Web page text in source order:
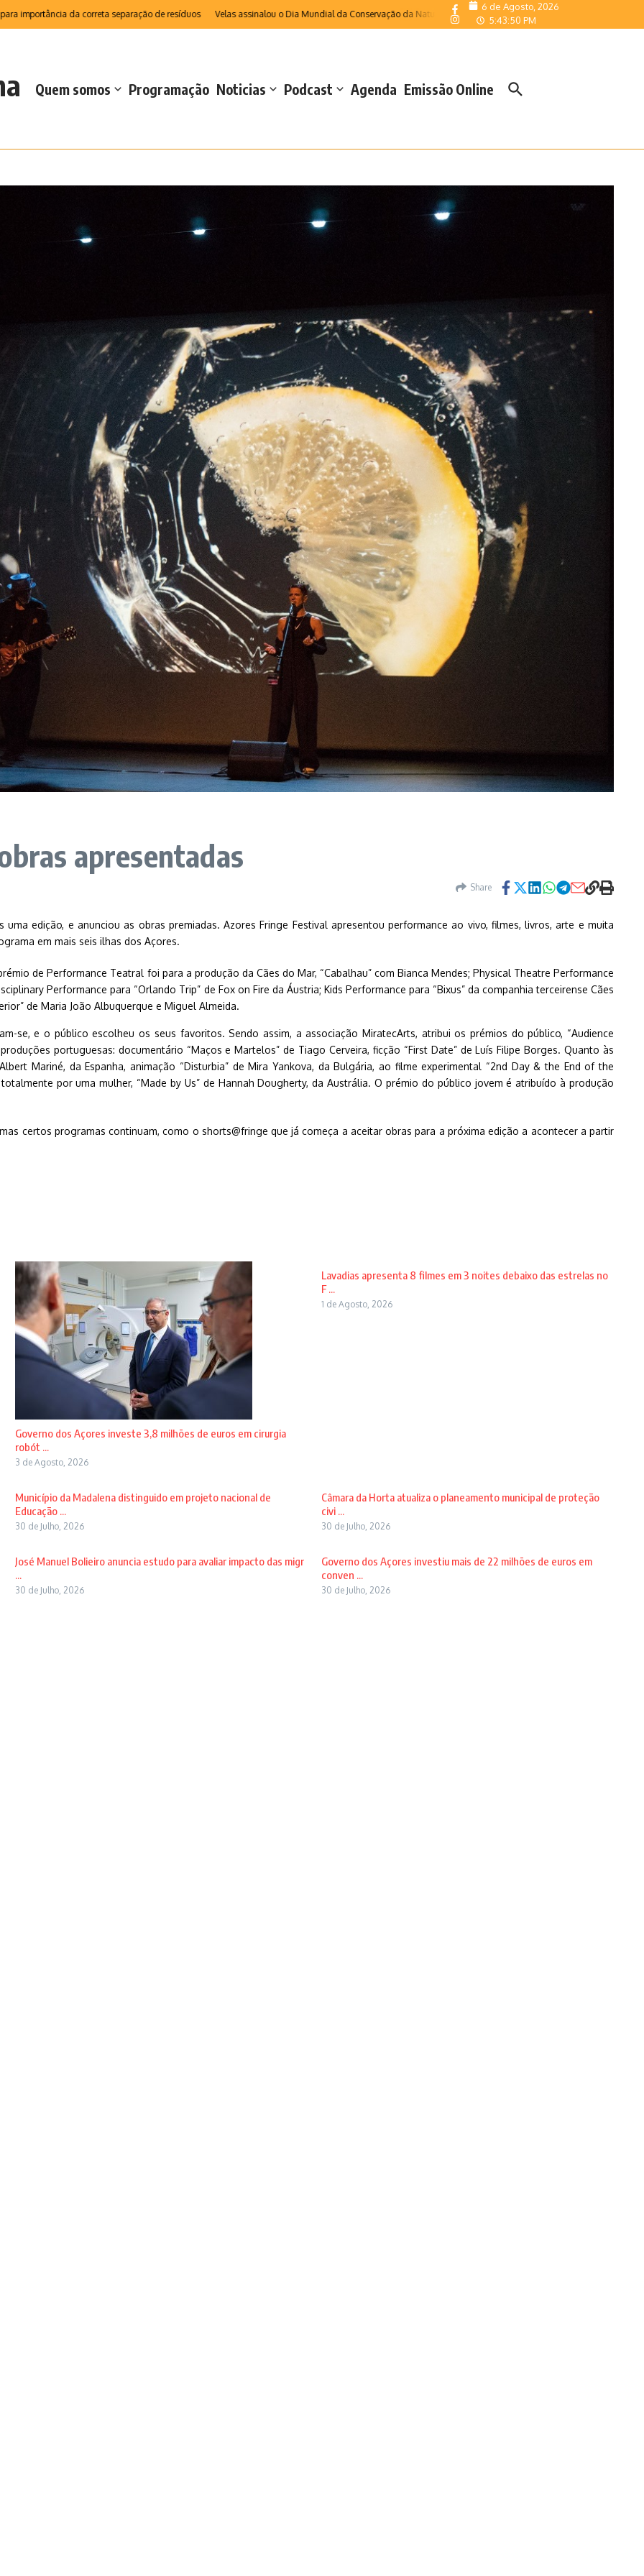
da correta separação de resíduos Velas assinalou o Dia Mundial da Conservação da Natureza Velas acolheu o Campeonato Regional de Escolas de
6 de Agosto, 2026
5:43:51 PM
Quem somos Programação Noticias Podcast Agenda Emissão Online
apresentadas
Share
edição, e anunciou as obras premiadas. Azores Fringe Festival apresentou performance ao vivo, filmes, livros, arte e muita
em mais seis ilhas dos Açores.
de Performance Teatral foi para a produção da Cães do Mar, “Cabalhau” com Bianca Mendes; Physical Theatre Performance
Performance para “Orlando Trip” de Fox on Fire da Áustria; Kids Performance para “Bixus” da companhia terceirense Cães
de Maria João Albuquerque e Miguel Almeida.
se, e o público escolheu os seus favoritos. Sendo assim, a associação MiratecArts, atribui os prémios do público, “Audience
portuguesas: documentário “Maços e Martelos” de Tiago Cerveira, ficção “First Date” de Luís Filipe Borges. Quanto às
Mariné, da Espanha, animação “Disturbia” de Mira Yankova, da Bulgária, ao filme experimental “2nd Day & the End of the
por uma mulher, “Made by Us” de Hannah Dougherty, da Austrália. O prémio do público jovem é atribuído à produção
certos programas continuam, como o shorts@fringe que já começa a aceitar obras para a próxima edição a acontecer a partir
Governo dos Açores investe 3,8 milhões de euros em cirurgia
robót ...
3 de Agosto, 2026
Lavadias apresenta 8 filmes em 3 noites debaixo das estrelas no
F ...
1 de Agosto, 2026
Município da Madalena distinguido em projeto nacional de
Educação ...
30 de Julho, 2026
Câmara da Horta atualiza o planeamento municipal de proteção
civi ...
30 de Julho, 2026
José Manuel Bolieiro anuncia estudo para avaliar impacto das migr
...
30 de Julho, 2026
Governo dos Açores investiu mais de 22 milhões de euros em
conven ...
30 de Julho, 2026